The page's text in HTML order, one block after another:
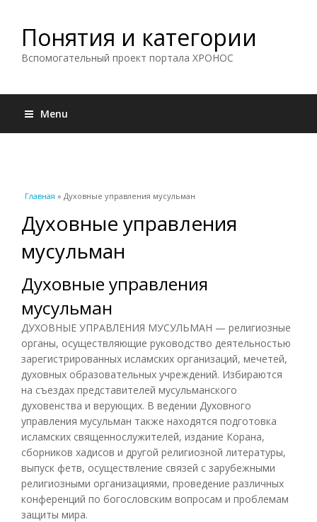
Понятия и категории
Вспомогательный проект портала ХРОНОС
Menu
Вы здесь
Главная » Духовные управления мусульман
Духовные управления
мусульман
Духовные управления
мусульман
ДУХОВНЫЕ УПРАВЛЕНИЯ МУСУЛЬМАН — религиозные
органы, осуществляющие руководство деятельностью
зарегистрированных исламских организаций, мечетей,
духовных образовательных учреждений. Избираются
на съездах представителей мусульманского
духовенства и верующих. В ведении Духовного
управления мусульман также находятся подготовка
исламских священнослужителей, издание Корана,
сборников хадисов и другой религиозной литературы,
выпуск фетв, осуществление связей с зарубежными
религиозными организациями, проведение различных
конференций по богословским вопросам и проблемам
защиты мира.